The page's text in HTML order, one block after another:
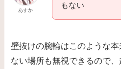
あすか
もない
壁抜けの腕輪はこのような
ない場所も無視できるので、